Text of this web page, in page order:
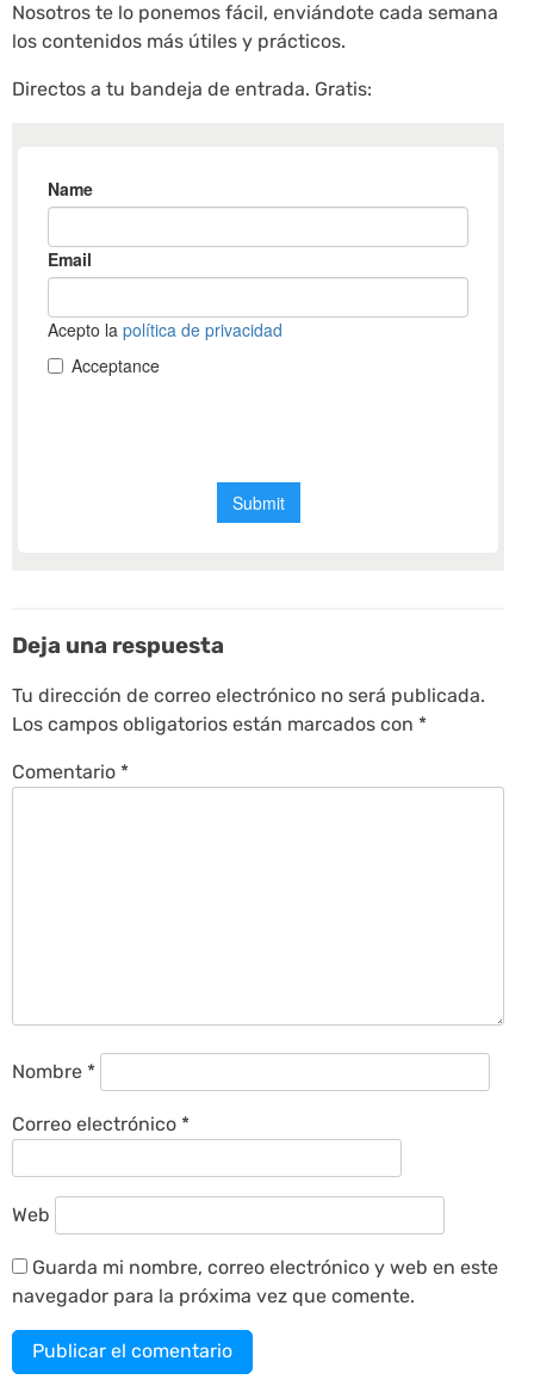
Nosotros te lo ponemos fácil, enviándote cada semana
los contenidos más útiles y prácticos.
Directos a tu bandeja de entrada. Gratis:
Deja una respuesta
Tu dirección de correo electrónico no será publicada.
Los campos obligatorios están marcados con *
Comentario *
Nombre *
Correo electrónico *
Web
Guarda mi nombre, correo electrónico y web en este
navegador para la próxima vez que comente.